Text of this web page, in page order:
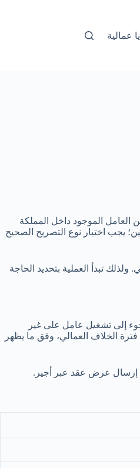
عمالية
العامل الموجود داخل المملكة
يجب اختيار نوع التصريح الصحيح
تبدأ العملية بتحديد الحاجة
إلى تشغيل عامل على غير
الخلاف العمالي، وفق ما يظهر
إرسال عرض عقد عبر أجير.